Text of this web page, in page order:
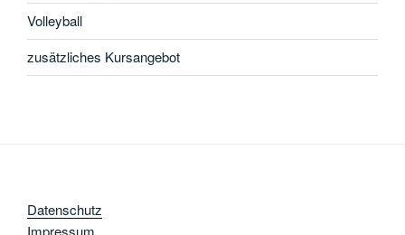
Volleyball
zusätzliches Kursangebot
Datenschutz
Impressum